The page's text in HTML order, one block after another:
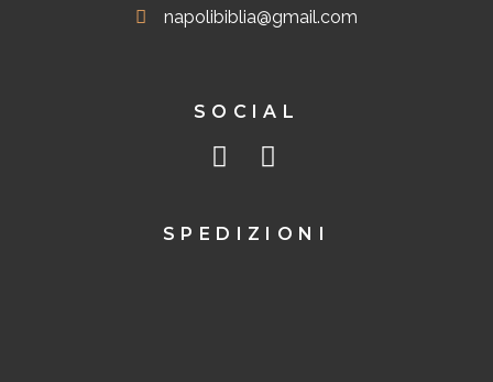
napolibiblia@gmail.com
SOCIAL
SPEDIZIONI